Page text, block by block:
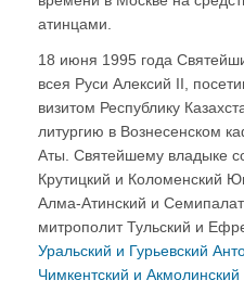
атинцами.
18 июня 1995 года
всея Руси Алексий II,
визитом Республику
литургию в Вознесенском
Аты. Святейшему владыке
Крутицкий и Коломенский
Алма-Атинский и
митрополит Тульский и
Уральский и Гурьевский
Чимкентский и